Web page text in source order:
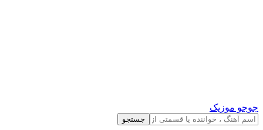
جوجو موزیک
جستجو